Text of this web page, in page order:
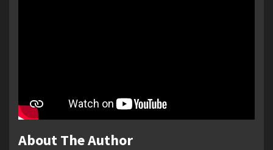
About The Author